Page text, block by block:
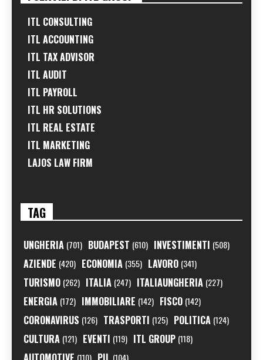
ITL CONSULTING
ITL ACCOUNTING
ITL TAX ADVISOR
ITL AUDIT
ITL PAYROLL
ITL HR SOLUTIONS
ITL REAL ESTATE
ITL MARKETING
LAJOS LAW FIRM
TAG
UNGHERIA (701) BUDAPEST (610) INVESTIMENTI (508)
AZIENDE (420) ECONOMIA (355) LAVORO (341)
TURISMO (262) ITALIA (247) ITALIAUNGHERIA (227)
ENERGIA (172) IMMOBILIARE (142) FISCO (142)
CORONAVIRUS (126) TRASPORTI (125) POLITICA (124)
CULTURA (121) EVENTI (119) ITL GROUP (118)
(110) (104)